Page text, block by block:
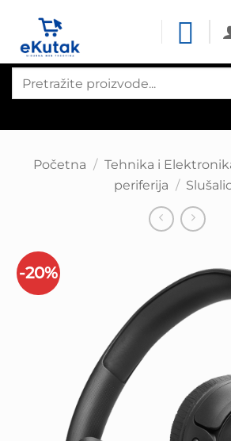
content
search
Početna / Tehnika i
periferija /
-20%